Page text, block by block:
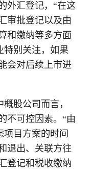
外汇登记，“在这
审批登记以及由
和缴纳等多方面
特别关注，如果
会对后续上市进
股公司而言，
不可控因素。“由
项目方案的时间
退出、关联方往
登记和税收缴纳